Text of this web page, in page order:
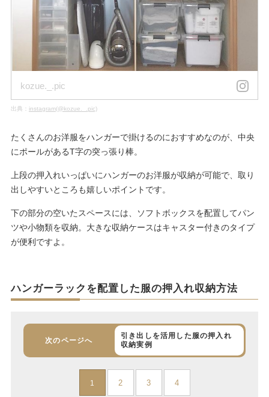
kozue._.pic
出典： instagram(@kozue._.pic)
たくさんのお洋服をハンガーで掛けるのにおすすめなのが、中央
にポールがあるT字の突っ張り棒。
上段の押入れいっぱいにハンガーのお洋服が収納が可能で、取り
出しやすいところも嬉しいポイントです。
下の部分の空いたスペースには、ソフトボックスを配置してパン
ツや小物類を収納。大きな収納ケースはキャスター付きのタイプ
が便利ですよ。
ハンガーラックを配置した服の押入れ収納方法
次のページへ
引き出しを活用した服の押入れ
収納実例
1 2 3 4